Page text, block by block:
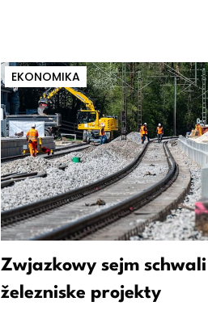
EKONOMIKA
Zwjazkowy sejm
železniske projekty